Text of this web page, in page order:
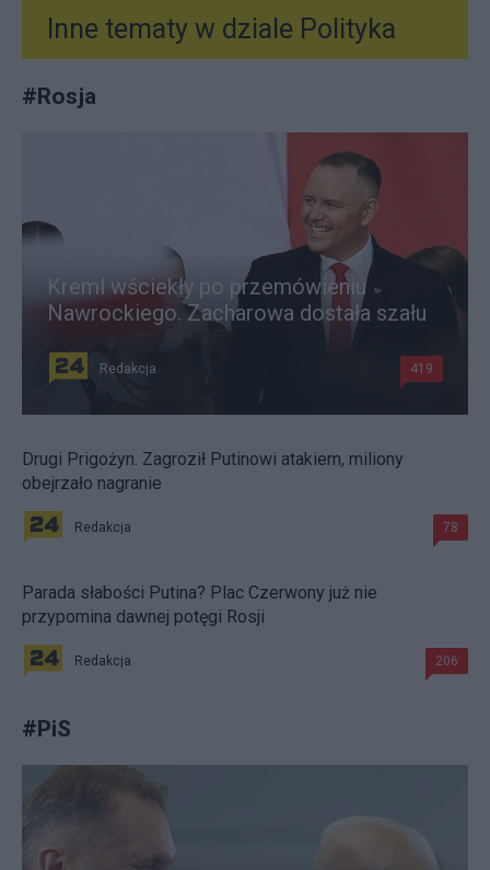
Inne tematy w dziale Polityka
#Rosja
Kreml wściekły po przemówieniu
Nawrockiego. Zacharowa dostała szału
Redakcja 419
Drugi Prigożyn. Zagroził Putinowi atakiem, miliony
obejrzało nagranie
Redakcja 78
Parada słabości Putina? Plac Czerwony już nie
przypomina dawnej potęgi Rosji
Redakcja 206
#PiS